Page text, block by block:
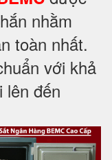
nhằm
toàn nhất.
với khả
lên đến